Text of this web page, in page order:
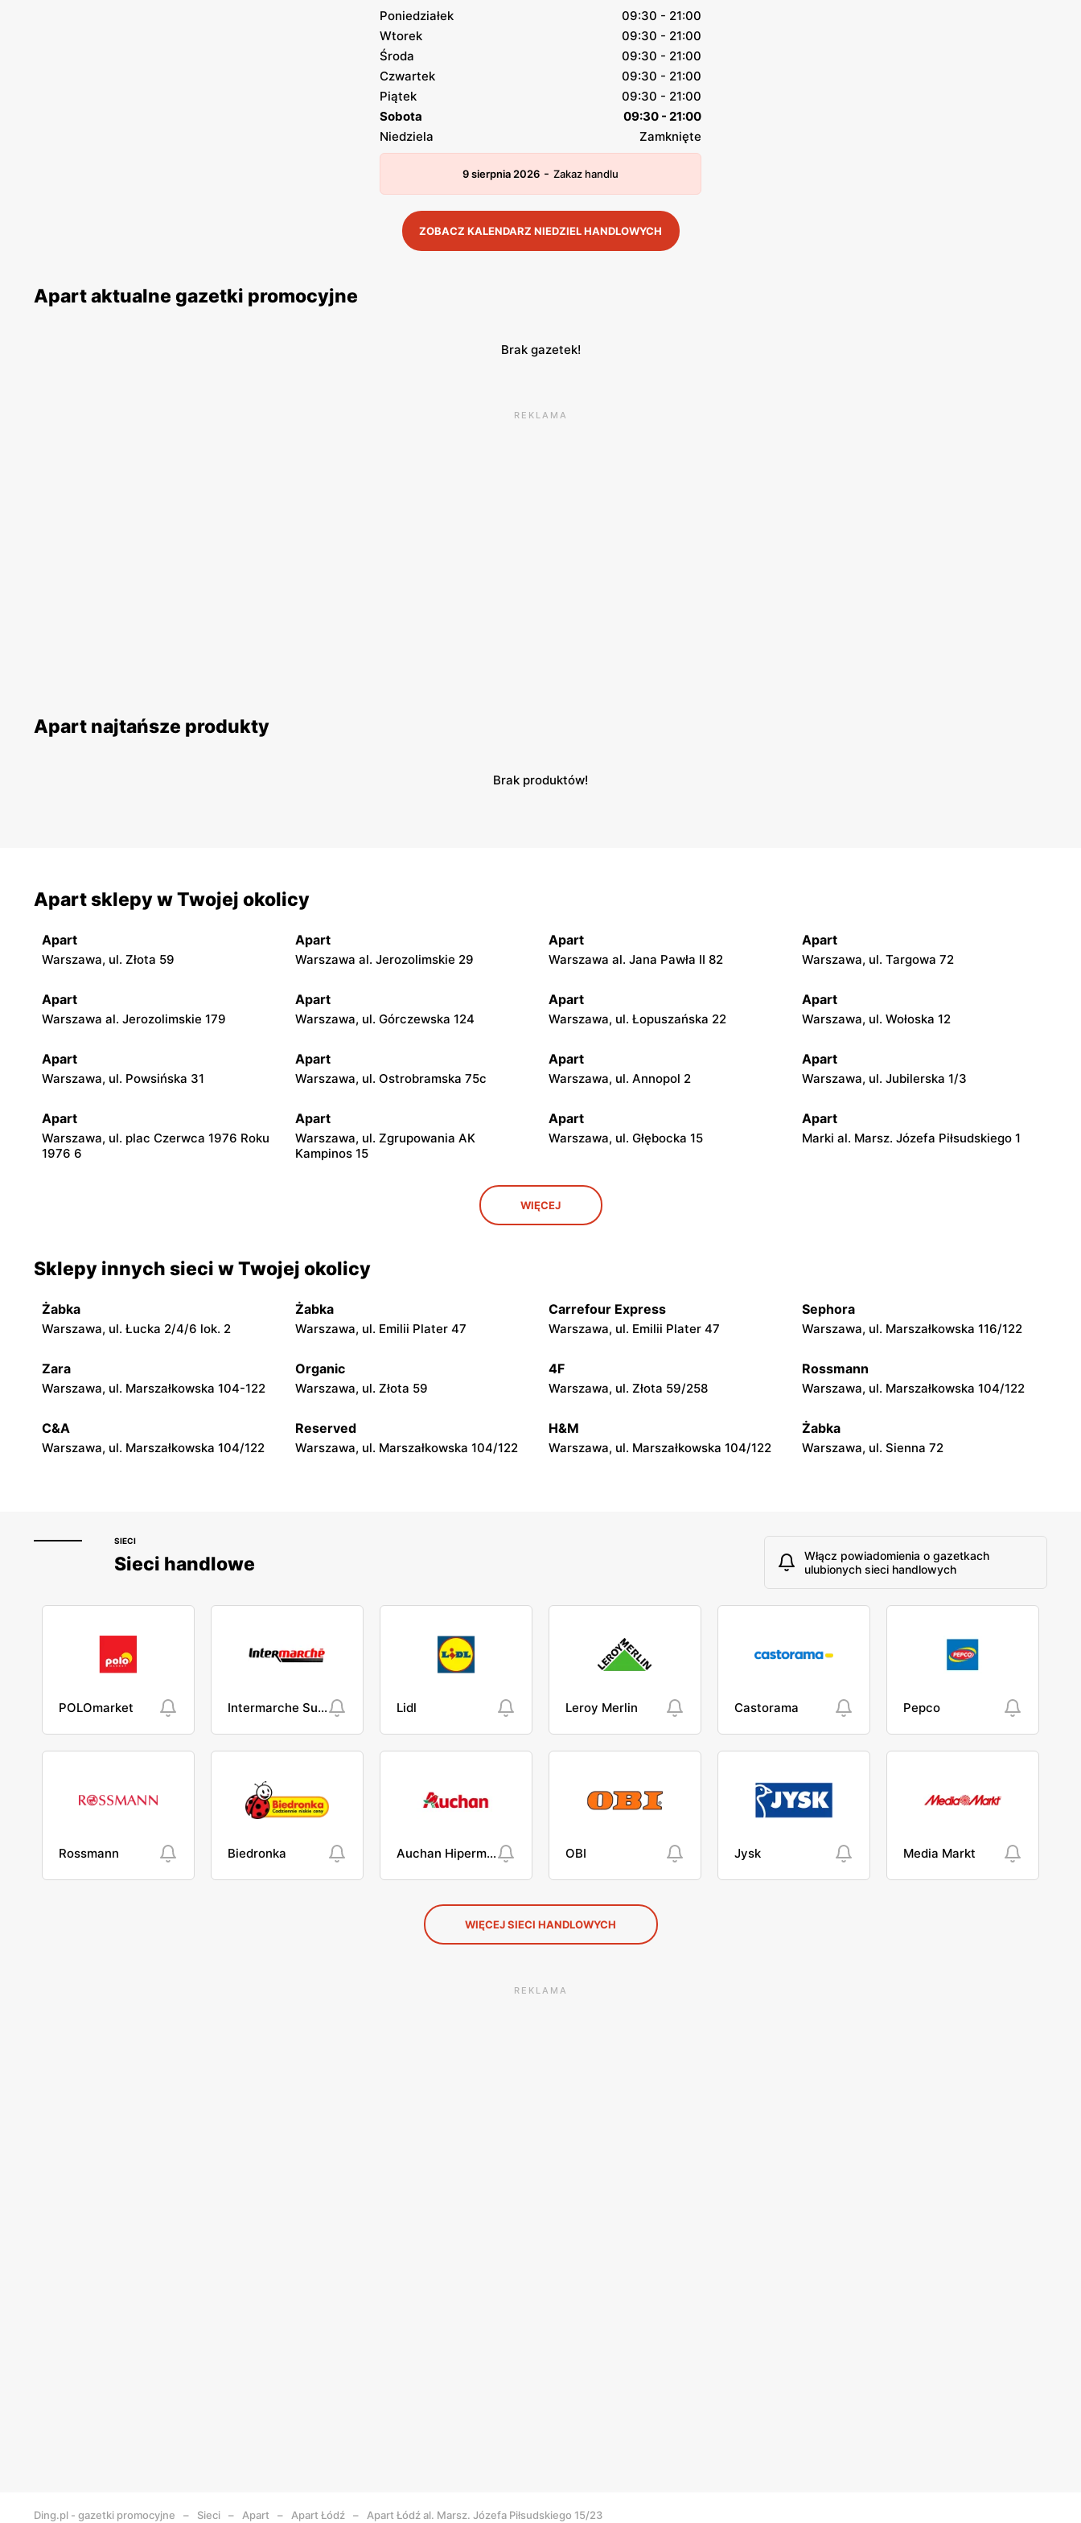
Poniedziałek
09:30 - 21:00
Wtorek
09:30 - 21:00
Środa
09:30 - 21:00
Czwartek
09:30 - 21:00
Piątek
09:30 - 21:00
Sobota
09:30 - 21:00
Niedziela
Zamknięte
9 sierpnia 2026 - Zakaz handlu
ZOBACZ KALENDARZ NIEDZIEL HANDLOWYCH
Apart aktualne gazetki promocyjne
Brak gazetek!
REKLAMA
Apart najtańsze produkty
Brak produktów!
Apart sklepy w Twojej okolicy
Apart
Warszawa, ul. Złota 59
Apart
Warszawa al. Jerozolimskie 29
Apart
Warszawa al. Jana Pawła II 82
Apart
Warszawa, ul. Targowa 72
Apart
Warszawa al. Jerozolimskie 179
Apart
Warszawa, ul. Górczewska 124
Apart
Warszawa, ul. Łopuszańska 22
Apart
Warszawa, ul. Wołoska 12
Apart
Warszawa, ul. Powsińska 31
Apart
Warszawa, ul. Ostrobramska 75c
Apart
Warszawa, ul. Annopol 2
Apart
Warszawa, ul. Jubilerska 1/3
Apart
Warszawa, ul. plac Czerwca 1976 Roku
1976 6
Apart
Warszawa, ul. Zgrupowania AK
Kampinos 15
Apart
Warszawa, ul. Głębocka 15
Apart
Marki al. Marsz. Józefa Piłsudskiego 1
Piaseczno, ul. Puławska 42E
Legionowo, ul. Jerzego Siwińskiego 2 Wołomin, ul. Geodetów 2
Apart
Radom al. Józefa Grzecznarowskiego 28
Apart
Puławy, ul. Lubelska 2
Apart
Łódź, ul. Brzezińska 27/29
Apart
Łódź, ul. Jana Karskiego 5
Apart
Łódź al. Jana Pawła II 30
Apart
Rzgów, ul. Żeromskiego 8
Apart
Łódź, ul. Pabianicka 245
Apart
Łomża, ul. Zawadzka 38
WIĘCEJ
Sklepy innych sieci w Twojej okolicy
Żabka
Warszawa, ul. Łucka 2/4/6 lok. 2
Żabka
Warszawa, ul. Emilii Plater 47
Carrefour Express
Warszawa, ul. Emilii Plater 47
Sephora
Warszawa, ul. Marszałkowska 116/122
Zara
Warszawa, ul. Marszałkowska 104-122
Organic
Warszawa, ul. Złota 59
4F
Warszawa, ul. Złota 59/258
Rossmann
Warszawa, ul. Marszałkowska 104/122
C&A
Warszawa, ul. Marszałkowska 104/122
Reserved
Warszawa, ul. Marszałkowska 104/122
H&M
Warszawa, ul. Marszałkowska 104/122
Żabka
Warszawa, ul. Sienna 72
SIECI
Sieci handlowe
Włącz powiadomienia o gazetkach
ulubionych sieci handlowych
POLOmarket Intermarche Super Lidl Leroy Merlin Castorama Pepco
Rossmann Biedronka Auchan Hipermarket OBI Jysk Media Markt
WIĘCEJ SIECI HANDLOWYCH
REKLAMA
Ding.pl - gazetki promocyjne Sieci Apart Apart Łódź Apart Łódź al. Marsz. Józefa Piłsudskiego 15/23